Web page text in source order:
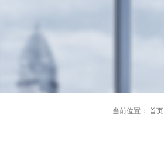
当前位置： 首页